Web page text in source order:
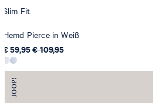
Slim Fit
Hemd Pierce in Weiß
€ 59,95€ 109,95